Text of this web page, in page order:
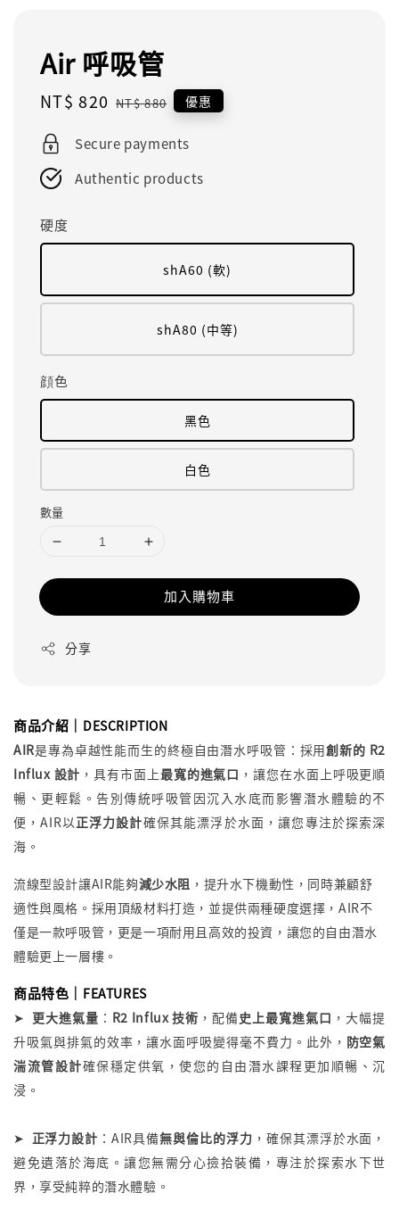
Air 呼吸管
Sale
NT$ 820 Regular
NT$ 880 優惠
Secure payments
Authentic products
硬度
shA60 (軟)
shA80 (中等)
顔色
黑色
白色
數量
加入購物車
分享
商品介紹｜ DESCRIPTION
AIR是專為卓越性能而生的終極自由潛水呼吸管：採用創新的 R2
Influx 設計 ，具有市面上最寬的進氣口 ，讓您在水面上呼吸更順
暢、更輕鬆。告別傳統呼吸管因沉入水底而影響潛水體驗的不
便，AIR以正浮力設計確保其能漂浮於水面，讓您專注於探索深
海。
流線型設計讓AIR能夠減少水阻 ，提升水下機動性，同時兼顧舒
適性與風格。採用頂級材料打造，並提供兩種硬度選擇，AIR不
僅是一款呼吸管，更是一項耐用且高效的投資，讓您的自由潛水
體驗更上一層樓。
商品特色｜ FEATURES
➤ 更大進氣量 ： R2 Influx 技術 ，配備史上最寬進氣口 ，大幅提
升吸氣與排氣的效率，讓水面呼吸變得毫不費力。此外， 防空氣
湍流管設計確保穩定供氧，使您的自由潛水課程更加順暢、沉
浸。
➤ 正浮力設計 ：AIR具備無與倫比的浮力 ，確保其漂浮於水面，
避免遺落於海底。讓您無需分心撿拾裝備，專注於探索水下世
界，享受純粹的潛水體驗。